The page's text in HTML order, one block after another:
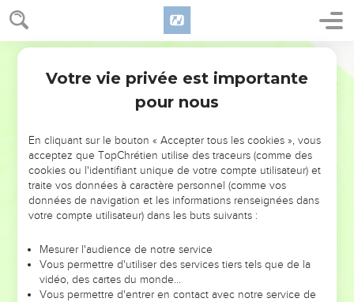
NE MANQUEZ PAS L’ÉVÉNEMENT
DE L’ANNÉE !
ET SI LEURS ERREURS POUVAIENT VOUS ÉVITER LES
VOTRES ?
leur foi ou leur vision. Mais on voit moins les doutes, les erreurs
et les saisons difficiles qu'ils ont traversés, alors même que ce
sont elles qui les ont façonnés.
Votre vie privée est importante
pour nous
En cliquant sur le bouton « Accepter tous les cookies », vous
acceptez que TopChrétien utilise des traceurs (comme des
cookies ou l'identifiant unique de votre compte utilisateur) et
traite vos données à caractère personnel (comme vos
données de navigation et les informations renseignées dans
votre compte utilisateur) dans les buts suivants :
Mesurer l'audience de notre service
Vous permettre d'utiliser des services tiers tels que de la
vidéo, des cartes du monde…
Vous permettre d'entrer en contact avec notre service de